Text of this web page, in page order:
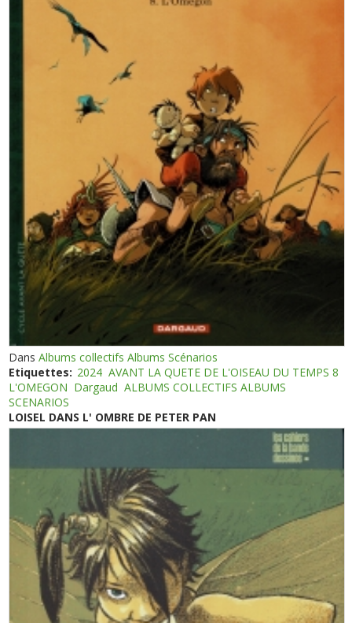
DansAlbums collectifs Albums Scénarios
Etiquettes: 2024 AVANT LA QUETE DE L'OISEAU DU TEMPS 8
L'OMEGON Dargaud ALBUMS COLLECTIFS ALBUMS
SCENARIOS
LOISEL DANS L' OMBRE DE PETER PAN